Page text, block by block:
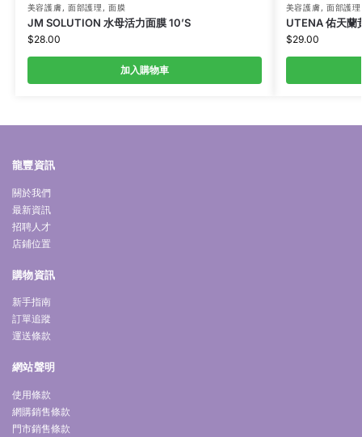
美容護膚, 面部護理 ,面膜
JM SOLUTION 水母活力面膜 10’S
$28.00
加入購物車
美容護膚, 面部護理
UTENA 佑天蘭
$29.00
龍豐資訊
關於我們
最新資訊
招聘人才
店鋪位置
購物資訊
新手指南
訂單追蹤
運送條款
網站聲明
使用條款
網購銷售條款
門市銷售條款